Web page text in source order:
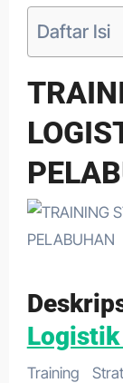
Daftar Isi
Logistik
Training